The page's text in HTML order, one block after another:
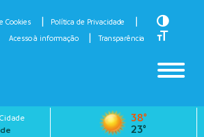
Cookies
Política de Privacidade
Acesso à informação
Transparência
Toggle
Toggle
38°
23°